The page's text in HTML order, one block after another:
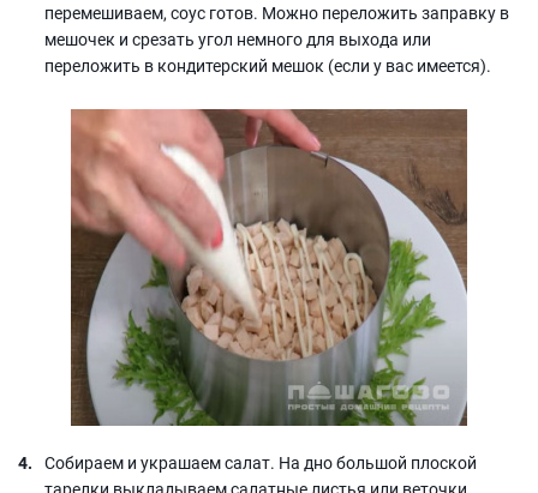
перемешиваем, соус готов. Можно переложить заправку в
мешочек и срезать угол немного для выхода или
переложить в кондитерский мешок (если у вас имеется).
Собираем и украшаем салат. На дно большой плоской